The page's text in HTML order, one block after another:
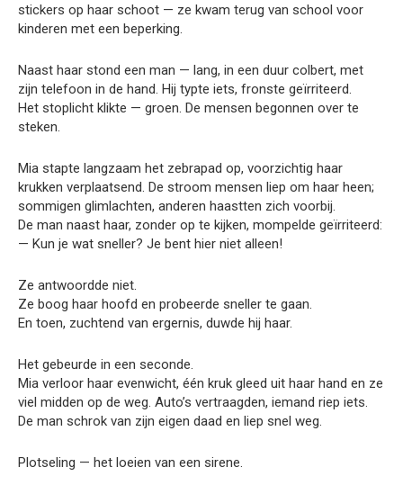
stickers op haar schoot — ze kwam terug van school voor
kinderen met een beperking.
Naast haar stond een man — lang, in een duur colbert, met
zijn telefoon in de hand. Hij typte iets, fronste geïrriteerd.
Het stoplicht klikte — groen. De mensen begonnen over te
steken.
Mia stapte langzaam het zebrapad op, voorzichtig haar
krukken verplaatsend. De stroom mensen liep om haar heen;
sommigen glimlachten, anderen haastten zich voorbij.
De man naast haar, zonder op te kijken, mompelde geïrriteerd:
— Kun je wat sneller? Je bent hier niet alleen!
Ze antwoordde niet.
Ze boog haar hoofd en probeerde sneller te gaan.
En toen, zuchtend van ergernis, duwde hij haar.
Het gebeurde in een seconde.
Mia verloor haar evenwicht, één kruk gleed uit haar hand en ze
viel midden op de weg. Auto’s vertraagden, iemand riep iets.
De man schrok van zijn eigen daad en liep snel weg.
Plotseling — het loeien van een sirene.